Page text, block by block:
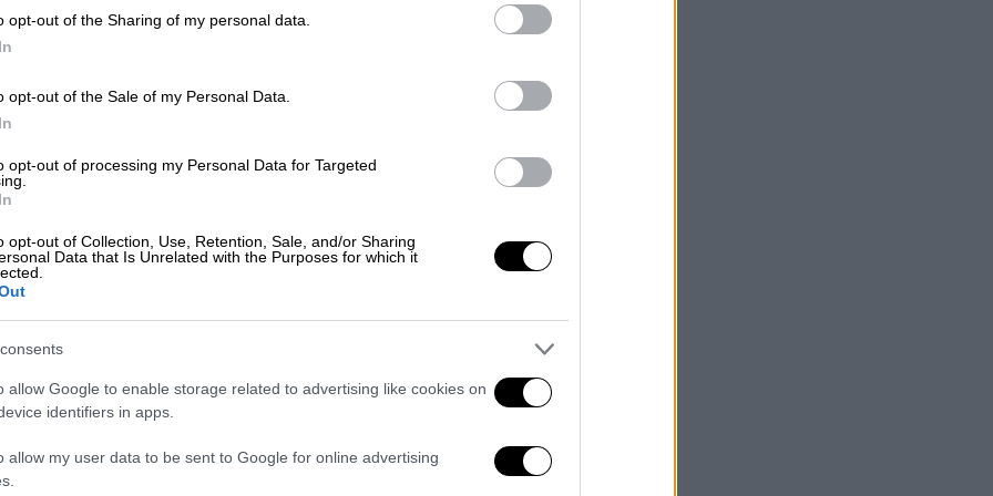
opt-out of the Sharing of my personal data.
opt-out of the Sale of my Personal Data.
opt-out of processing my Personal Data for Targeted
opt-out of Collection, Use, Retention, Sale, and/or Sharing
Data that Is Unrelated with the Purposes for which it
allow Google to enable storage related to advertising like cookies on
identifiers in apps.
allow my user data to be sent to Google for online advertising
το ΕΘΝΟΣ στη Google
στην οποία ξεκαθαρίζει το τοπίο
κυρίως την παραφιλολογία γύρω από
κι Ελένης»...
dailymedia.com.gr
ΕΘΝΟΣ θα παρεμβαίνει και τα προσβλητικά σχόλια θα